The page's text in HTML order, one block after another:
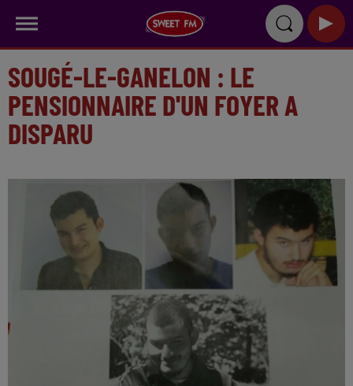
SOUGÉ-LE-GANELON : LE
PENSIONNAIRE D'UN FOYER A
DISPARU